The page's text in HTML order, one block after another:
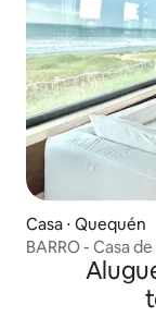
Casa ⋅ Quequén
BARRO - Casa